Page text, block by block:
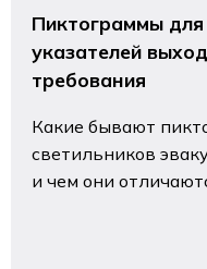
Пиктограммы для
указателей
требования
Какие бывают
светильников
и чем они